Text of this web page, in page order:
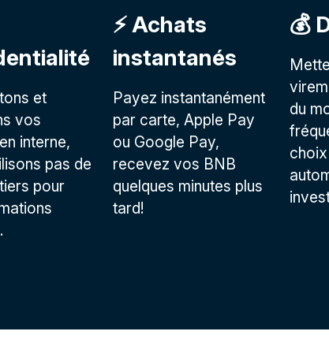
et
vos
interne,
pas de
pour
⚡️ Achats
instantanés
Payez instantanément
par carte, Apple Pay
ou Google Pay,
recevez vos BNB
quelques minutes plus
tard!
💰
du